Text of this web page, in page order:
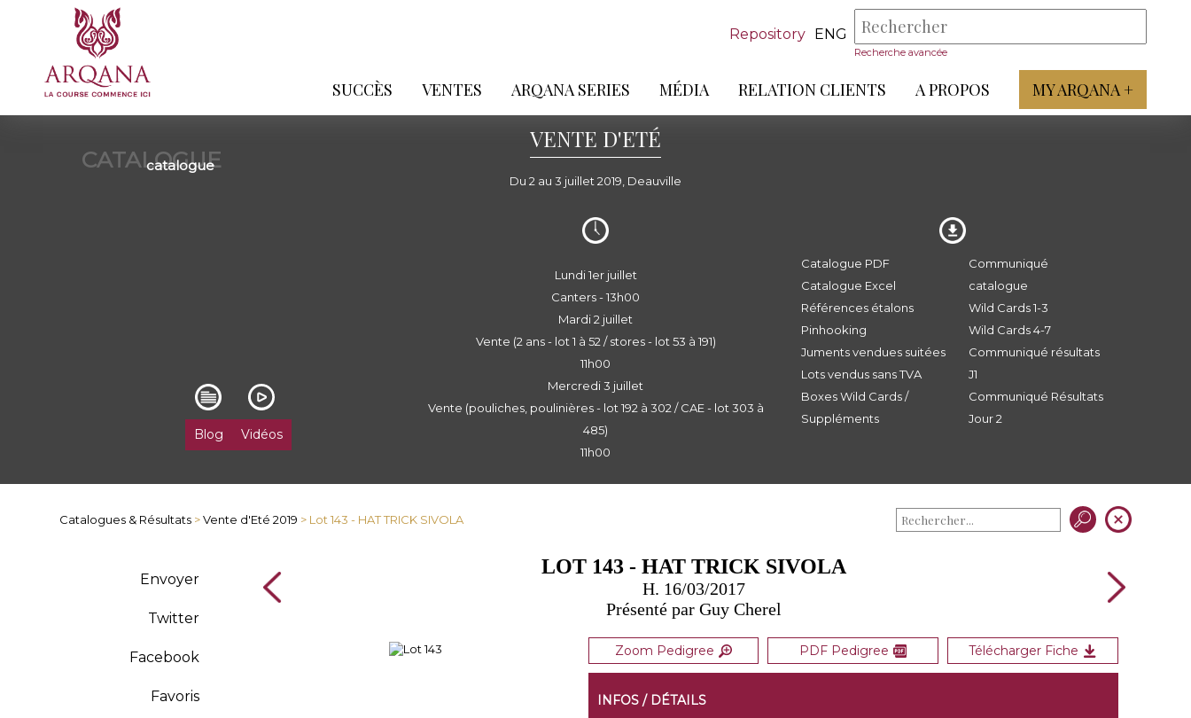
Repository ENG
Recherche avancée
SUCCÈS VENTES ARQANA SERIES MÉDIA RELATION CLIENTS A PROPOS MY ARQANA +
CATALOGUE
catalogue
VENTE D'ETÉ
Du 2 au 3 juillet 2019, Deauville
Blog Vidéos
Lundi 1er juillet
Canters - 13h00
Mardi 2 juillet
Vente (2 ans - lot 1 à 52 / stores - lot 53 à 191)
11h00
Mercredi 3 juillet
Vente (pouliches, poulinières - lot 192 à 302 / CAE - lot 303 à
485)
11h00
Catalogue PDF
Catalogue Excel
Références étalons
Pinhooking
Juments vendues suitées
Lots vendus sans TVA
Boxes Wild Cards /
Suppléments
Communiqué
catalogue
Wild Cards 1-3
Wild Cards 4-7
Communiqué résultats
J1
Communiqué Résultats
Jour 2
Catalogues & Résultats >Vente d'Eté 2019 > Lot 143 - HAT TRICK SIVOLA
Envoyer
Twitter
Facebook
Favoris
LOT 143 - HAT TRICK SIVOLA
H. 16/03/2017
Présenté par Guy Cherel
Zoom Pedigree PDF Pedigree Télécharger Fiche
INFOS / DÉTAILS